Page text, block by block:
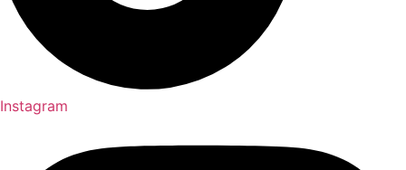
Instagram